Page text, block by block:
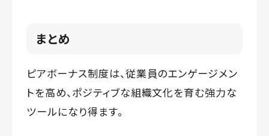
まとめ
ピアボーナス制度は、従業員のエンゲージメン
トを高め、ポジティブな組織文化を育む強力な
ツールになり得ます。